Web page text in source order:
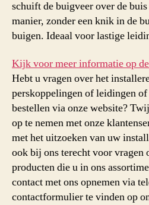
schuift de buigveer over de
manier, zonder een knik in de
buigen. Ideaal voor lastige
Kijk voor meer informatie op
Hebt u vragen over het
perskoppelingen of leidingen
bestellen via onze website?
op te nemen met onze
met het uitzoeken van uw
ook bij ons terecht voor vragen
producten die u in ons
contact met ons opnemen via
contactformulier te vinden op